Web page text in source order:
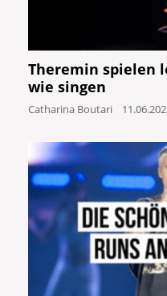
Theremin spielen
wie singen
Catharina Boutari